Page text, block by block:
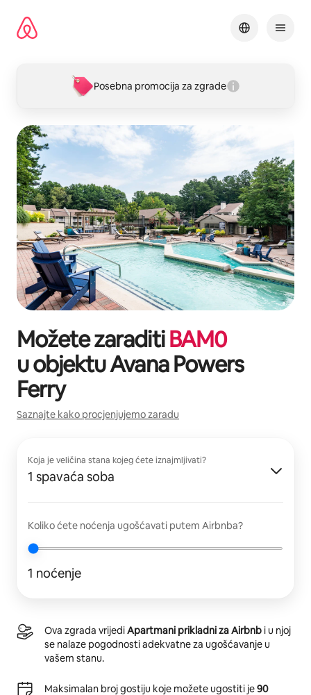
sadržaj
Posebna promocija za zgrade
Možete zaraditiBAM0
u objektuAvana Powers
Ferry
Saznajte kako procjenjujemo zaradu
Koja je veličina stana kojeg ćete iznajmljivati?
1 spavaća soba
Koliko ćete noćenja ugošćavati putem Airbnba?
1 noćenje
Ova zgrada vrijediApartmani prikladni za Airbnb i u njoj
se nalaze pogodnosti adekvatne za ugošćavanje u
vašem stanu.
Maksimalan broj gostiju koje možete ugostiti je90